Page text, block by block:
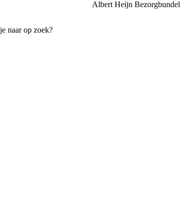
Albert Heijn Bezorgbundel